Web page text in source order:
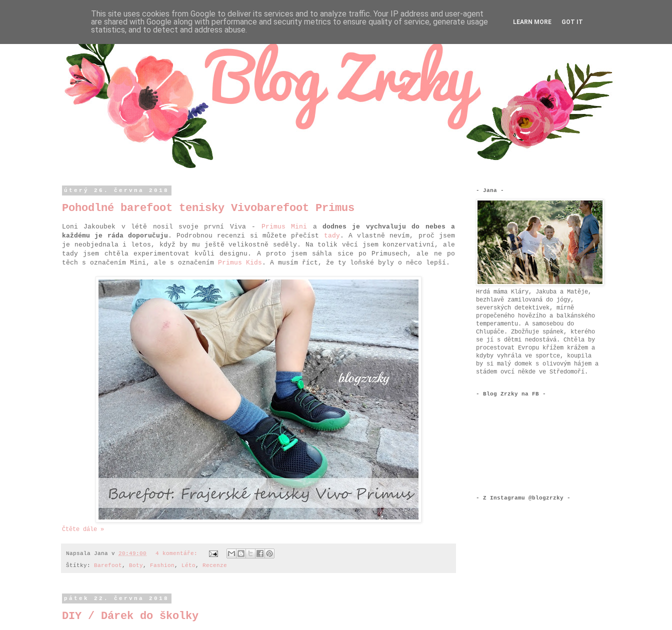
úterý 26. června 2018
Pohodlné barefoot tenisky Vivobarefoot Primus
Loni Jakoubek v létě nosil svoje první Viva - Primus Mini a dodnes je vychvaluju do nebes a
každému je ráda doporučuju . Podrobnou recenzi si můžete přečíst tady . A vlastně nevím, proč jsem
je neobjednala i letos, když by mu ještě velikostně seděly. Na tolik věcí jsem konzervativní, ale
tady jsem chtěla experimentovat kvůli designu. A proto jsem sáhla sice po Primusech, ale ne po
těch s označením Mini, ale s označením Primus Kids . A musím říct, že ty loňské byly o něco lepší.
Čtěte dále »
Napsala Jana v 20:49:00
4 komentáře:
Štítky: Barefoot , Boty , Fashion , Léto , Recenze
pátek 22. června 2018
DIY / Dárek do školky
- Jana -
Hrdá máma Kláry, Jakuba a Matěje,
bezhlavě zamilovaná do jógy,
severských detektivek, mírně
propečeného hovězího a balkánského
temperamentu. A samosebou do
Chlupáče. Zbožňuje spánek, kterého
se jí s dětmi nedostává. Chtěla by
procestovat Evropu křížem krážem a
kdyby vyhrála ve sportce, koupila
by si malý domek s olivovým hájem a
stádem ovcí někde ve Středomoří.
- Blog Zrzky na FB -
- Z Instagramu @blogzrzky -
This site uses cookies from Google to deliver its services and to analyze traffic. Your IP address and user-agent
are shared with Google along with performance and security metrics to ensure quality of service, generate usage
statistics, and to detect and address abuse.
LEARN MORE GOT IT